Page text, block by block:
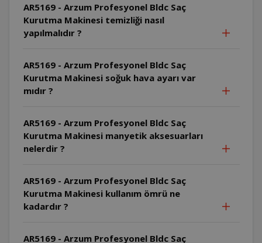
AR5169 - Arzum Profesyonel Bldc Saç
Kurutma Makinesi temizliği nasıl
yapılmalıdır ?
AR5169 - Arzum Profesyonel Bldc Saç
Kurutma Makinesi soğuk hava ayarı var
mıdır ?
AR5169 - Arzum Profesyonel Bldc Saç
Kurutma Makinesi manyetik aksesuarları
nelerdir ?
AR5169 - Arzum Profesyonel Bldc Saç
Kurutma Makinesi kullanım ömrü ne
kadardır ?
AR5169 - Arzum Profesyonel Bldc Saç